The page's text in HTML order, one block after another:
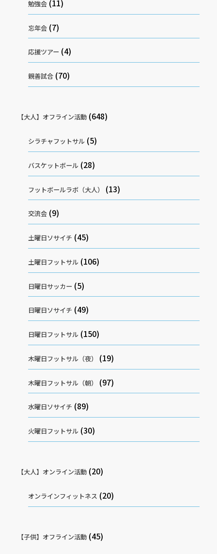
勉強会 (11)
忘年会 (7)
応援ツアー (4)
親善試合 (70)
【大人】オフライン活動(648)
シラチャフットサル (5)
バスケットボール (28)
フットボールラボ（大人） (13)
交流会 (9)
土曜日ソサイチ (45)
土曜日フットサル (106)
日曜日サッカー (5)
日曜日ソサイチ (49)
日曜日フットサル (150)
木曜日フットサル（夜） (19)
木曜日フットサル（朝） (97)
水曜日ソサイチ (89)
火曜日フットサル (30)
【大人】オンライン活動(20)
オンラインフィットネス (20)
【子供】オフライン活動(45)